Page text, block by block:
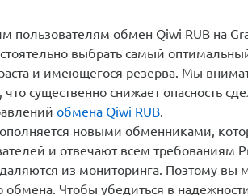
пользователям обмен Qiwi RUB на
выбрать самый
и имеющегося резерва. Мы
существенно снижает опасность
обмена Qiwi RUB.
новыми обменниками,
и отвечают всем требованиям
из мониторинга. Поэтому вы
обмена. Чтобы убедиться в